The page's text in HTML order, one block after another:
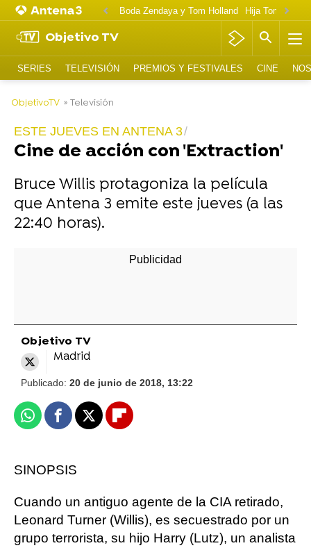
Boda Zendaya y Tom Holland Hija Tom
Objetivo TV
SERIES TELEVISIÓN PREMIOS Y FESTIVALES CINE
ObjetivoTV » Televisión
ESTE JUEVES EN ANTENA 3
Cine de acción con 'Extraction'
Bruce Willis protagoniza la película
que Antena 3 emite este jueves (a las
22:40 horas).
Objetivo TV
Madrid
Publicado: 20 de junio de 2018, 13:22
WhatsappFacebook
X Flipboard
SINOPSIS
Cuando un antiguo agente de la CIA retirado,
Leonard Turner (Willis), es secuestrado por un
grupo terrorista, su hijo Harry (Lutz), un analista